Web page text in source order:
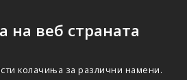
на веб страната
колачиња за различни намени.